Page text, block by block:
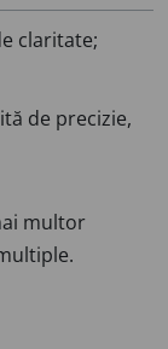
claritate;
de precizie,
multor